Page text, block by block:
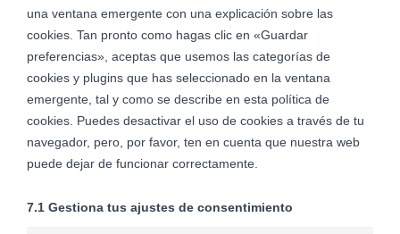
una ventana emergente con una explicación sobre las
cookies. Tan pronto como hagas clic en «Guardar
preferencias», aceptas que usemos las categorías de
cookies y plugins que has seleccionado en la ventana
emergente, tal y como se describe en esta política de
cookies. Puedes desactivar el uso de cookies a través de tu
navegador, pero, por favor, ten en cuenta que nuestra web
puede dejar de funcionar correctamente.
7.1 Gestiona tus ajustes de consentimiento